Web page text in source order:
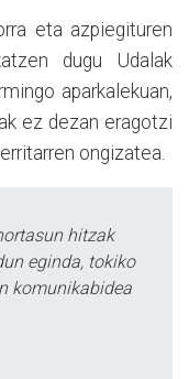
eta azpiegituren
dugu Udalak
aparkalekuan,
ez dezan eragotzi
ongizatea.
hitzak
eginda, tokiko
komunikabidea